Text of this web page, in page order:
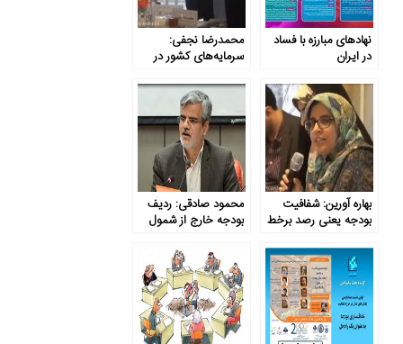
نهادهای مبارزه با فساد
در ایران
محمدرضا نجفی:
سرمایه‌های کشور در
نظارت‌ناپذیر است
بهاره آورین: شفافیت
بودجه یعنی رصد برخط
محمود صادقی: ردیف
بودجه خارج از شمول
فسادزاست